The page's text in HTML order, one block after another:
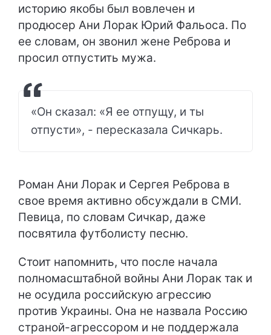
историю якобы был вовлечен и
продюсер Ани Лорак Юрий Фальоса. По
ее словам, он звонил жене Реброва и
просил отпустить мужа.
«Он сказал: «Я ее отпущу, и ты
отпусти», - пересказала Сичкарь.
Роман Ани Лорак и Сергея Реброва в
свое время активно обсуждали в СМИ.
Певица, по словам Сичкар, даже
посвятила футболисту песню.
Стоит напомнить, что после начала
полномасштабной войны Ани Лорак так и
не осудила российскую агрессию
против Украины. Она не назвала Россию
страной-агрессором и не поддержала